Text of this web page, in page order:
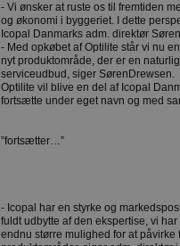
- Vi ønsker at ruste os til fremtiden
og økonomi i byggeriet. I dette
Icopal Danmarks adm. direktør
- Med opkøbet af Optilite står vi nu
nyt produktområde, der er en
serviceudbud, siger SørenDrewsen.
Optilite vil blive en del af Icopal
fortsætte under eget navn og med
”fortsætter…”
- Icopal har en styrke og
fuldt udbytte af den ekspertise, vi
endnu større mulighed for at